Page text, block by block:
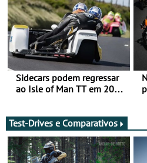
Sidecars podem regressar
ao Isle of Man TT em 2027
Test-Drives e Comparativos